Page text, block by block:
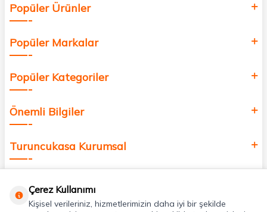
değer katmak için bize katılın!
Popüler Ürünler
Popüler Markalar
Popüler Kategoriler
Önemli Bilgiler
Turuncukasa Kurumsal
Çerez Kullanımı
Kişisel verileriniz, hizmetlerimizin daha iyi bir şekilde